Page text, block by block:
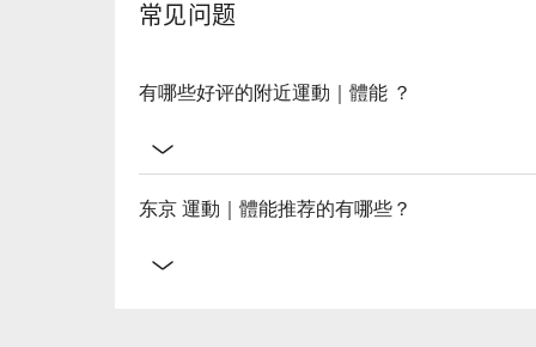
常见问题
有哪些好评的附近運動｜體能 ？
东京 運動｜體能推荐的有哪些？